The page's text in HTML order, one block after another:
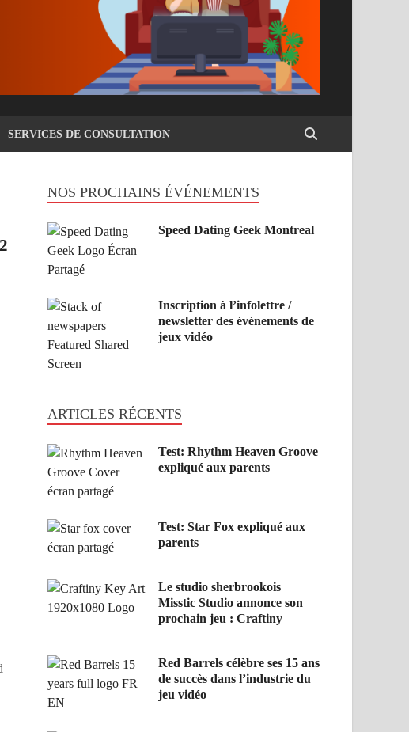
SERVICES DE CONSULTATION
NOS PROCHAINS ÉVÉNEMENTS
Speed Dating Geek Montreal
Inscription à l’infolettre /
newsletter des événements de
jeux vidéo
ARTICLES RÉCENTS
Test: Rhythm Heaven Groove
expliqué aux parents
Test: Star Fox expliqué aux
parents
Le studio sherbrookois
Misstic Studio annonce son
prochain jeu : Craftiny
Red Barrels célèbre ses 15 ans
de succès dans l’industrie du
jeu vidéo